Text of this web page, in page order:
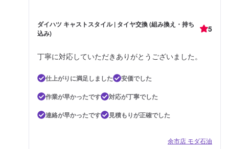
ダイハツ キャストスタイル | タイヤ交換 (組み換え・持ち
込み)
5
丁寧に対応していただきありがとうございました。
仕上がりに満足しました
安価でした
作業が早かったです
対応が丁寧でした
連絡が早かったです
見積もりが正確でした
余市店 モダ石油